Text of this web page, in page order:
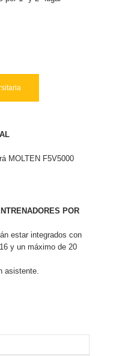
MOLTEN F5V5000
POR
estar integrados con
y un máximo de 20
asistente.